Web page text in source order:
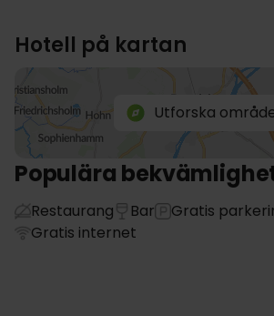
Hotell på kartan
Utforska
Populära
Restaurang Bar Gratis
Gratis internet